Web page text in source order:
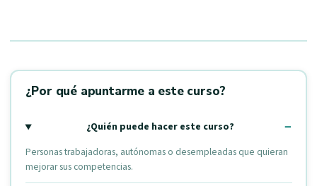
¿Por qué apuntarme a este curso?
¿Quién puede hacer este curso?
Personas trabajadoras, autónomas o desempleadas que quieran
mejorar sus competencias.